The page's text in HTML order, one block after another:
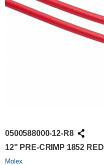
0500588000-12-R8
12" PRE-CRIMP 1852 RED
Molex